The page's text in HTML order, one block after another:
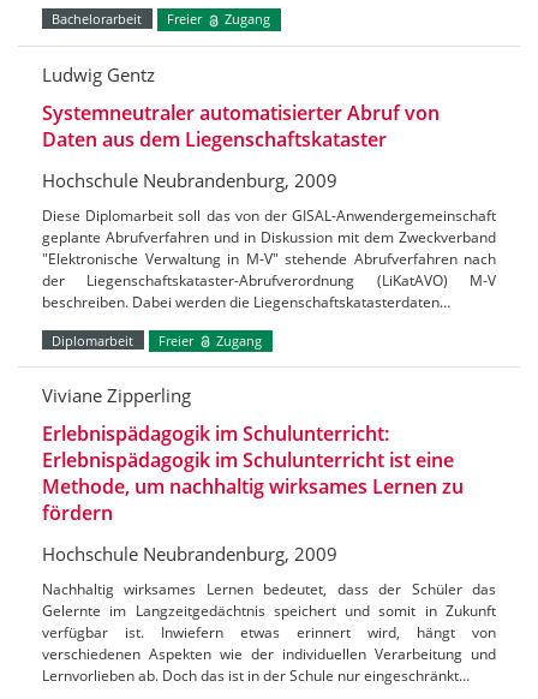
Bachelorarbeit Freier Zugang
Ludwig Gentz
Systemneutraler automatisierter Abruf von
Daten aus dem Liegenschaftskataster
Hochschule Neubrandenburg, 2009
Diese Diplomarbeit soll das von der GISAL-Anwendergemeinschaft
geplante Abrufverfahren und in Diskussion mit dem Zweckverband
"Elektronische Verwaltung in M-V" stehende Abrufverfahren nach
der Liegenschaftskataster-Abrufverordnung (LiKatAVO) M-V
beschreiben. Dabei werden die Liegenschaftskatasterdaten…
Diplomarbeit Freier Zugang
Viviane Zipperling
Erlebnispädagogik im Schulunterricht:
Erlebnispädagogik im Schulunterricht ist eine
Methode, um nachhaltig wirksames Lernen zu
fördern
Hochschule Neubrandenburg, 2009
Nachhaltig wirksames Lernen bedeutet, dass der Schüler das
Gelernte im Langzeitgedächtnis speichert und somit in Zukunft
verfügbar ist. Inwiefern etwas erinnert wird, hängt von
verschiedenen Aspekten wie der individuellen Verarbeitung und
Lernvorlieben ab. Doch das ist in der Schule nur eingeschränkt…